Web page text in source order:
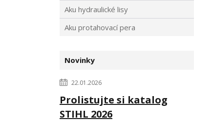
Aku hydraulické lisy
Aku protahovací pera
Novinky
22.01.2026
Prolistujte si katalog
STIHL 2026